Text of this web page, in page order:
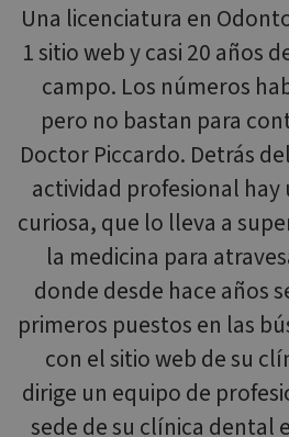
Una licenciatura en
1 sitio web y casi 20 años
campo. Los números
pero no bastan para
Doctor Piccardo. Detrás
actividad profesional
curiosa, que lo lleva a
la medicina para
donde desde hace años
primeros puestos en las
con el sitio web de su
dirige un equipo de
sede de su clínica dental